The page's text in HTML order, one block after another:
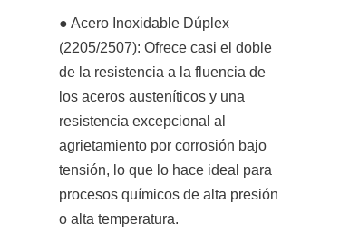
● Acero Inoxidable Dúplex
(2205/2507): Ofrece casi el doble
de la resistencia a la fluencia de
los aceros austeníticos y una
resistencia excepcional al
agrietamiento por corrosión bajo
tensión, lo que lo hace ideal para
procesos químicos de alta presión
o alta temperatura.